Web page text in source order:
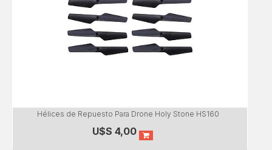
Hélices de Repuesto Para Drone Holy Stone HS160
U$S4,00